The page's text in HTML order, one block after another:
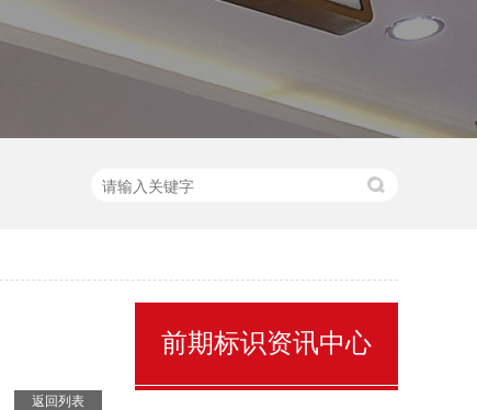
返回列表
前期标识资讯中心
售楼处名称标识
景区全景导视